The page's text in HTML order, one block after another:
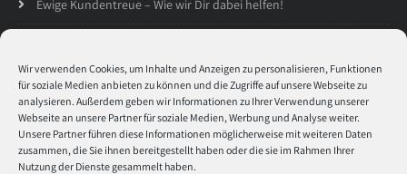
Wir verwenden Cookies, um Inhalte und Anzeigen zu personalisieren, Funktionen
für soziale Medien anbieten zu können und die Zugriffe auf unsere Webseite zu
analysieren. Außerdem geben wir Informationen zu Ihrer Verwendung unserer
Webseite an unsere Partner für soziale Medien, Werbung und Analyse weiter.
Unsere Partner führen diese Informationen möglicherweise mit weiteren Daten
zusammen, die Sie ihnen bereitgestellt haben oder die sie im Rahmen Ihrer
Nutzung der Dienste gesammelt haben.
Ewige Kundentreue – Wie wir Dir dabei helfen!
Öffnungszeiten
Montag 8:30 - 17:00
Dienstag8:30 - 17:00